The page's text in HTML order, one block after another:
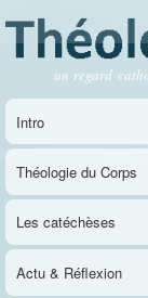
Théologie
un regard
Menu principal
Intro
Théologie du Corps
Les catéchèses
Actu & Réflexion